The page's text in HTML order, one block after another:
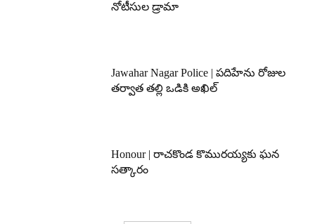
నోటీసుల డ్రామా
Jawahar Nagar Police | పదిహేను రోజుల
తర్వాత తల్లి ఒడికి అఖిల్
Honour | రాచకొండ కొమురయ్యకు ఘన
సత్కారం